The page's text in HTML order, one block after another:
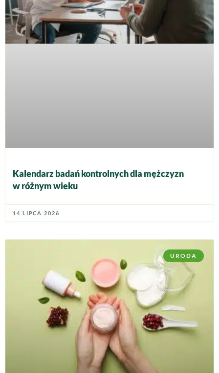
Kalendarz badań kontrolnych dla mężczyzn
w różnym wieku
14 LIPCA 2026
URODA